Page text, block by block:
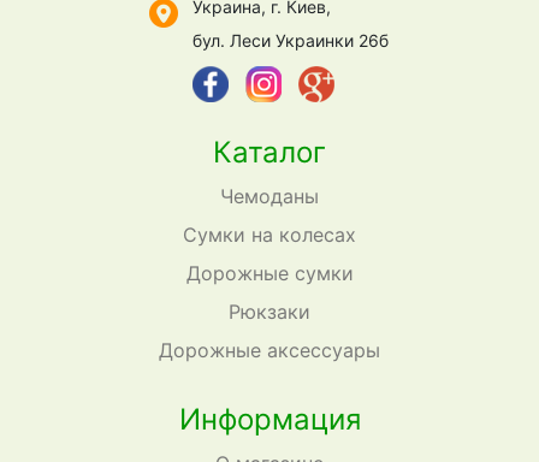
Каталог
Чемоданы
Сумки на колесах
Дорожные сумки
Рюкзаки
Дорожные аксессуары
Информация
Украина, г. Киев,
бул. Леси Украинки 26б